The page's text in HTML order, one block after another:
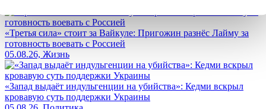
«Третья сила» стоит за Вайкуле: Пригожин разнёс Лайму за
готовность воевать с Россией
05.08.26, Жизнь
«Запад выдаёт индульгенции на убийства»: Кедми вскрыл
кровавую суть поддержки Украины